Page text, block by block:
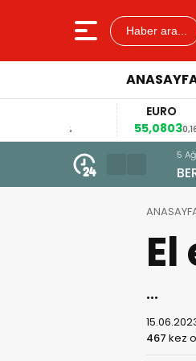
Haber ara...
EURO
55,08030,16%
5
…
467 kez